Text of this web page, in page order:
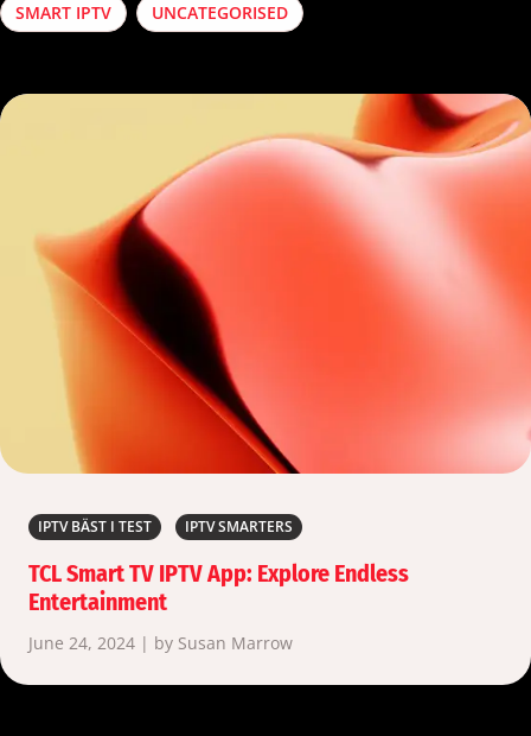
SMART IPTV UNCATEGORISED
IPTV BÄST I TEST IPTV SMARTERS
TCL Smart TV IPTV App: Explore Endless
Entertainment
June 24, 2024 | by Susan Marrow